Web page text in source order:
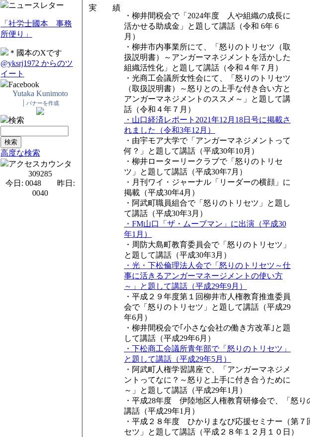
ニュースレター
「社労士國本 事務
所便り」
＊國本のXです
@yksrj1972 からのツ
イート
Facebook
Yutaka Kunimoto
| バナーを作成
検索
高度な検索
アクセスカウンタ
309285
今日: 0048 昨日:
0040
実 績
・柳井間税会で「2024年度 人や組織の成長に
活かせる助成金」と題して講話（令和 6年 6
月）
・柳井市内事業所にて、「怒りのトリセツ（取
扱説明書）～アンガーマネジメントを活かした
組織活性化」と題して講話（令和４年７月）
・光商工会議所女性会にて、「怒りのトリセツ
（取扱説明書）～怒りとの上手な付き合い方と
アンガーマネジメントのススメ～」と題して講
話（令和４年７月）
・山口経済レポート2021年12月18日号に掲載さ
れました（令和3年12月）
・由宇モア大学で「アンガーマネジメントって
何？」と題して講話（平成30年10月）
・柳井ローターリークラブで「怒りのトリセ
ツ」と題して講話（平成30年7月）
・月刊ワイ・ジャーナル「リーダーの横顔」に
掲載（平成30年4月）
・阿武町職員組合で「怒りのトリセツ」と題し
て講話（平成30年3月）
・FM山口「ザ・ムーブマン」に出演（平成30
年1月）
・周防大島町教育委員会で「怒りのトリセツ」
と題して講話（平成30年3月）
・光・下松倫理法人会で「怒りのトリセツ～仕
事に活きるアンガーマネージメントの使い方
～」と題して講話（平成29年9月）
・平成２９年度第１回柳井市人権教育推進委員
会で「怒りのトリセツ」と題して講話（平成29
年6月）
・柳井間税会で｢小さな会社の働き方改革｣と題
して講話（平成29年6月）
・下松商工会議所青年部で「怒りのトリセツ」
と題して講話（平成29年5月）
・阿武町人権学習講座で、「アンガーマネジメ
ントってなに？～怒りと上手に付き合うために
～」と題して講話（平成29年1月）
・平成28年度 伊陸地区人権教育研修会で、「怒り
講話（平成29年1月）
・平成２８年度 ひかりまなび応援セミナー（第７
セツ」と題して講話（平成２８年１２月１０日）